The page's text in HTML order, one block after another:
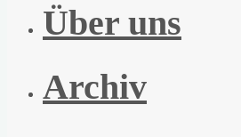
Über uns
Archiv